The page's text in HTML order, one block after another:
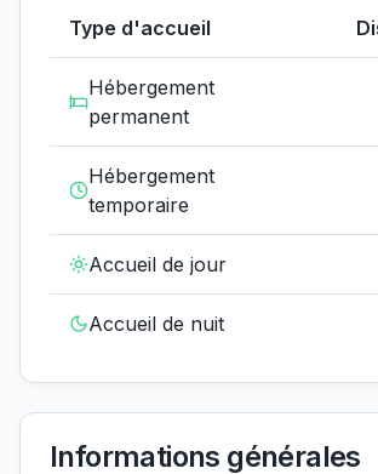
Type d'accueil
Hébergement
permanent
Hébergement
temporaire
Accueil de jour
Accueil de nuit
Informations générales